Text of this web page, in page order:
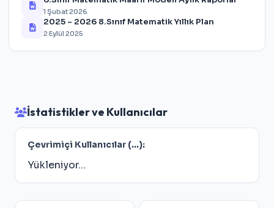
1 Şubat 2026
2025 – 2026 8.Sınıf Matematik Yıllık Plan
2 Eylül 2025
İstatistikler ve Kullanıcılar
Çevrimiçi Kullanıcılar (...):
Yükleniyor...